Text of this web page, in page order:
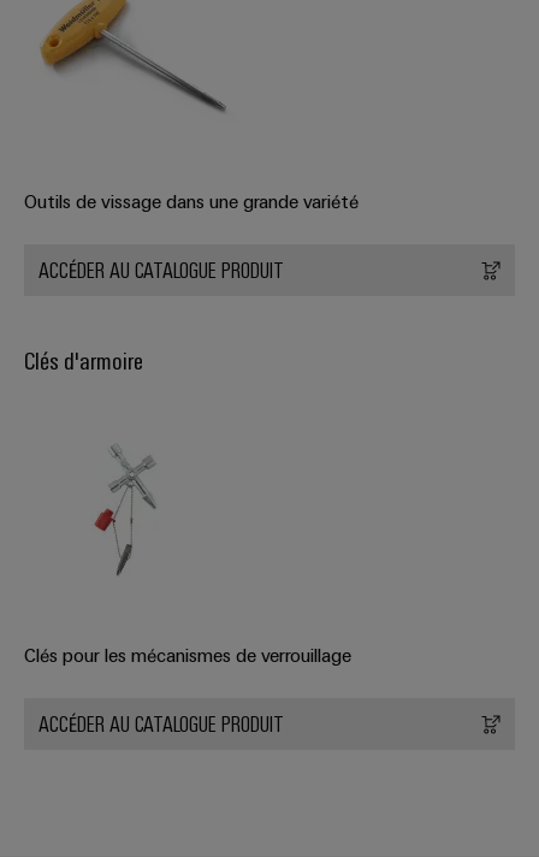
Outils de vissage dans une grande variété
ACCÉDER AU CATALOGUE PRODUIT
Clés d'armoire
Clés pour les mécanismes de verrouillage
ACCÉDER AU CATALOGUE PRODUIT